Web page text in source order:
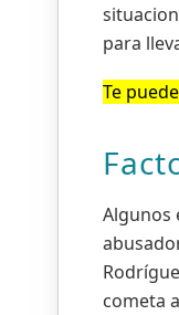
para
Te
Algunos
cometa